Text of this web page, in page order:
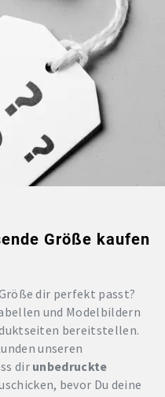
Größe kaufen
dir perfekt passt?
und Modelbildern
bereitstellen.
unseren
dir unbedruckte
bevor Du deine